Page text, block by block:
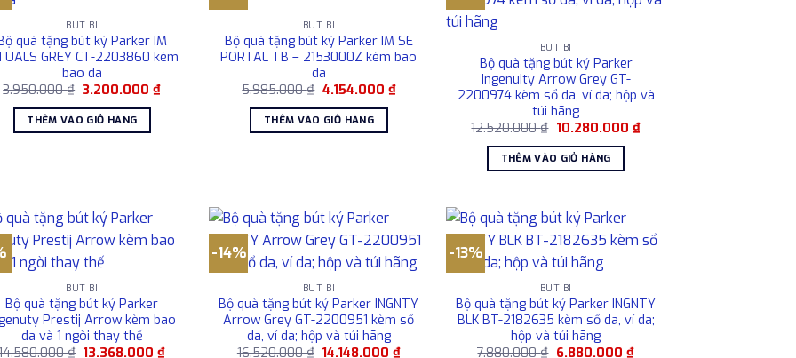
BÚT BI
quà tặng bút ký Parker IM
GREY CT-2203860 kèm
bao da
3.950.000₫ Giá
là:
3.950.000 ₫.
3.200.000₫Giá
THÊM VÀO GIỎ HÀNG
BÚT BI
Bộ quà tặng bút ký Parker IM SE
PORTAL TB – 2153000Z kèm bao
da
5.985.000₫ Giá
là:
5.985.000 ₫.
4.154.000 ₫Giá
THÊM VÀO GIỎ HÀNG
BÚT BI
Bộ quà tặng bút ký Parker
Ingenuity Arrow Grey GT-
2200974 kèm sổ da, ví da; hộp và
túi hãng
12.520.000₫ Giá
là:
12.520.000 ₫.
10.280.000 ₫Giá
THÊM VÀO GIỎ HÀNG
BÚT BI
Bộ quà tặng bút ký Parker
Prestij Arrow kèm bao
da và 1 ngòi thay thế
₫ Giá
13.368.000₫Giá
-14%
BÚT BI
Bộ quà tặng bút ký Parker INGNTY
Arrow Grey GT-2200951 kèm sổ
da, ví da; hộp và túi hãng
16.520.000₫ Giá
14.148.000₫Giá
-13%
BÚT BI
Bộ quà tặng bút ký Parker INGNTY
BLK BT-2182635 kèm sổ da, ví da;
hộp và túi hãng
7.880.000₫ Giá
6.880.000 ₫Giá